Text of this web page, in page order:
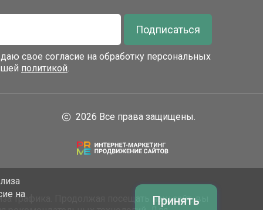
Подписаться
свое согласие на обработку персональных
политикой.
2026 Все права защищены.
трафика. Продолжая посещать наш сайт, вы
на
Принять